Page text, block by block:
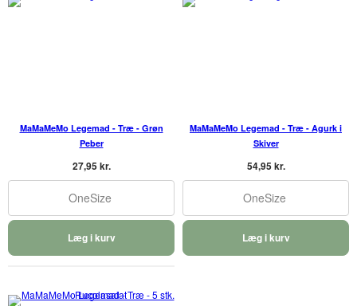
MaMaMeMo Legemad - Træ - Grøn
Peber
27,95 kr.
OneSize
Læg i kurv
MaMaMeMo Legemad - Træ - Agurk i
Skiver
54,95 kr.
OneSize
Læg i kurv